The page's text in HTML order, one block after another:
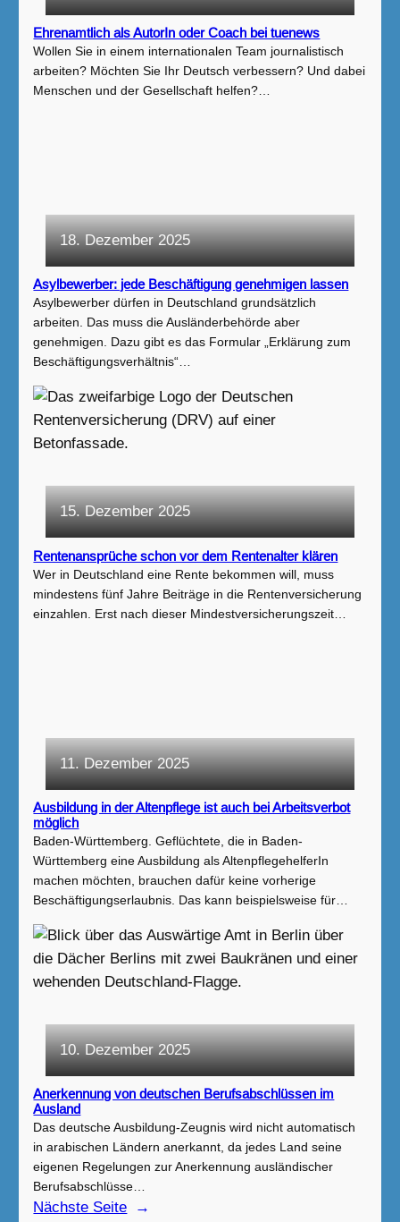
Ehrenamtlich als AutorIn oder Coach bei tuenews
Wollen Sie in einem internationalen Team journalistisch
arbeiten? Möchten Sie Ihr Deutsch verbessern? Und dabei
Menschen und der Gesellschaft helfen?…
18. Dezember 2025
Asylbewerber: jede Beschäftigung genehmigen lassen
Asylbewerber dürfen in Deutschland grundsätzlich
arbeiten. Das muss die Ausländerbehörde aber
genehmigen. Dazu gibt es das Formular „Erklärung zum
Beschäftigungsverhältnis“…
15. Dezember 2025
Rentenansprüche schon vor dem Rentenalter klären
Wer in Deutschland eine Rente bekommen will, muss
mindestens fünf Jahre Beiträge in die Rentenversicherung
einzahlen. Erst nach dieser Mindestversicherungszeit…
11. Dezember 2025
Ausbildung in der Altenpflege ist auch bei Arbeitsverbot
möglich
Baden-Württemberg. Geflüchtete, die in Baden-
Württemberg eine Ausbildung als AltenpflegehelferIn
machen möchten, brauchen dafür keine vorherige
Beschäftigungserlaubnis. Das kann beispielsweise für…
10. Dezember 2025
Anerkennung von deutschen Berufsabschlüssen im
Ausland
Das deutsche Ausbildung-Zeugnis wird nicht automatisch
in arabischen Ländern anerkannt, da jedes Land seine
eigenen Regelungen zur Anerkennung ausländischer
Berufsabschlüsse…
Nächste Seite →